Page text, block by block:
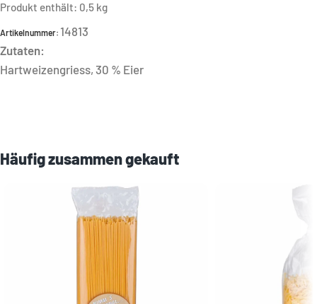
Produkt enthält: 0,5 kg
Artikelnummer: 14813
Zutaten:
Hartweizengriess, 30 % Eier
Häufig zusammen gekauft